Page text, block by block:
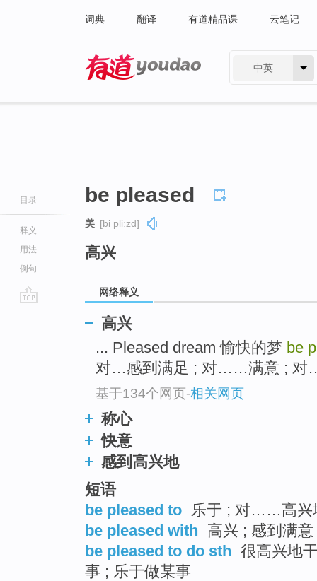
词典 翻译 有道精品课 云笔记
中英
目录
释义
用法
例句
be pleased
美 [bi pliːzd]
高兴
网络释义
高兴
... Pleased dream 愉快的梦 be
对…感到满足 ; 对……满意 ; 对
基于134个网页-相关网页
称心
快意
感到高兴地
短语
be pleased to 乐于 ; 对……高兴
be pleased with 高兴 ; 感到满
be pleased to do sth 很高兴地
事 ; 乐于做某事